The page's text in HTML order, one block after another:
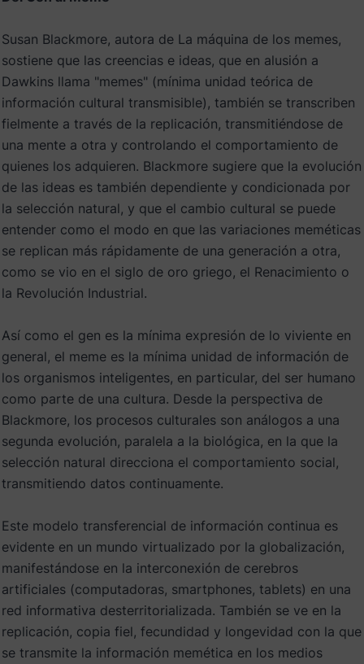
Susan Blackmore, autora de La máquina de los memes,
sostiene que las creencias e ideas, que en alusión a
Dawkins llama "memes" (mínima unidad teórica de
información cultural transmisible), también se transcriben
fielmente a través de la replicación, transmitiéndose de
una mente a otra y controlando el comportamiento de
quienes los adquieren. Blackmore sugiere que la evolución
de las ideas es también dependiente y condicionada por
la selección natural, y que el cambio cultural se puede
entender como el modo en que las variaciones meméticas
se replican más rápidamente de una generación a otra,
como se vio en el siglo de oro griego, el Renacimiento o
la Revolución Industrial.
Así como el gen es la mínima expresión de lo viviente en
general, el meme es la mínima unidad de información de
los organismos inteligentes, en particular, del ser humano
como parte de una cultura. Desde la perspectiva de
Blackmore, los procesos culturales son análogos a una
segunda evolución, paralela a la biológica, en la que la
selección natural direcciona el comportamiento social,
transmitiendo datos continuamente.
Este modelo transferencial de información continua es
evidente en un mundo virtualizado por la globalización,
manifestándose en la interconexión de cerebros
artificiales (computadoras, smartphones, tablets) en una
red informativa desterritorializada. También se ve en la
replicación, copia fiel, fecundidad y longevidad con la que
se transmite la información memética en los medios